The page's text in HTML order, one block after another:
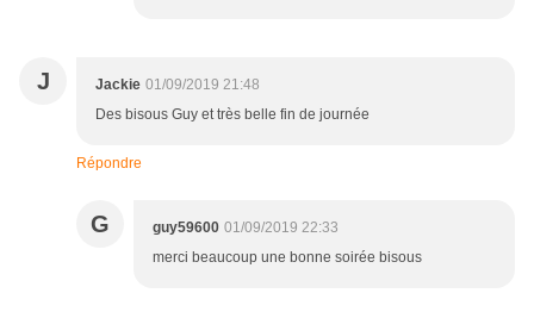
J Jackie 01/09/2019 21:48
Des bisous Guy et très belle fin de journée
Répondre
G guy59600 01/09/2019 22:33
merci beaucoup une bonne soirée bisous